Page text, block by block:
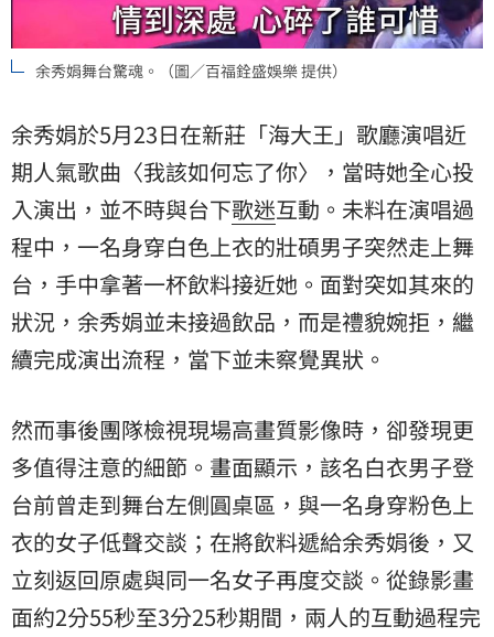
余秀娟舞台驚魂。（圖／百福銓盛娛樂 提供）
余秀娟於5月23日在新莊「海大王」歌廳演唱近
期人氣歌曲〈我該如何忘了你〉，當時她全心投
入演出，並不時與台下歌迷互動。未料在演唱過
程中，一名身穿白色上衣的壯碩男子突然走上舞
台，手中拿著一杯飲料接近她。面對突如其來的
狀況，余秀娟並未接過飲品，而是禮貌婉拒，繼
續完成演出流程，當下並未察覺異狀。
然而事後團隊檢視現場高畫質影像時，卻發現更
多值得注意的細節。畫面顯示，該名白衣男子登
台前曾走到舞台左側圓桌區，與一名身穿粉色上
衣的女子低聲交談；在將飲料遞給余秀娟後，又
立刻返回原處與同一名女子再度交談。從錄影畫
面約2分55秒至3分25秒期間，兩人的互動過程完